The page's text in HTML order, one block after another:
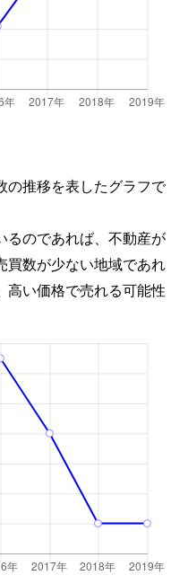
の推移を表したグラフで
るのであれば、不動産が
買数が少ない地域であれ
高い価格で売れる可能性